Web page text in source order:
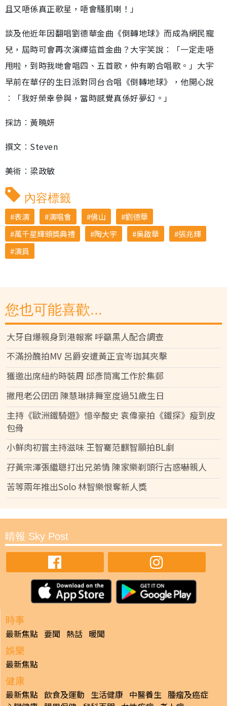
且又唔係真正歌星，唔會騷肌喇！」
談及他近年因翻唱劉德華金曲《倒轉地球》而成為網民寵
兒，屆時可會再次演繹這首金曲？大宇笑說︰「一定走唔
甩啦，到時我哋會唱四、五首歌，仲有啲合唱歌。」大宇
早前在華仔的生日派對同台合唱《倒轉地球》，他開心說
︰「我好榮幸參與，當時感覺真係好夢幻。」
採訪︰黃曉妍
撰文︰Steven
美術︰梁政敏
內容標籤
表演 演唱會 佛山
劉德華
萬千星輝頒獎典禮
陶大宇 吳啟華
張兆輝
演員
您也可能喜歡...
大牙自爆親身到港報案 呼籲黑人配合調查
不滿扮醜拍MV 呂爵安遭黃正宜岑珈其夾擊
獲邀出席紐約時裝周 邱彥筒寓工作於集郵
撇甩老公囝囝 陳慧琳排舞室度過51歲生日
主持《歐洲鐵騎遊》憶辛酸史 袁偉豪拍《鐵探》瘦到皮
包骨
小鮮肉初嘗主持滋味 王智騫范麒智願拍BL劇
孖黃宗澤張繼聰打出兄弟情 陳家樂剃頭行古惑嚇親人
苦等兩年推出Solo 林智樂恨奪新人獎
晴報 Sky Post
時事
最新焦點 要聞 熱話 暖聞
娛樂
最新焦點
健康
最新焦點 飲食及運動 生活健康 中醫養生 腫瘤及癌症